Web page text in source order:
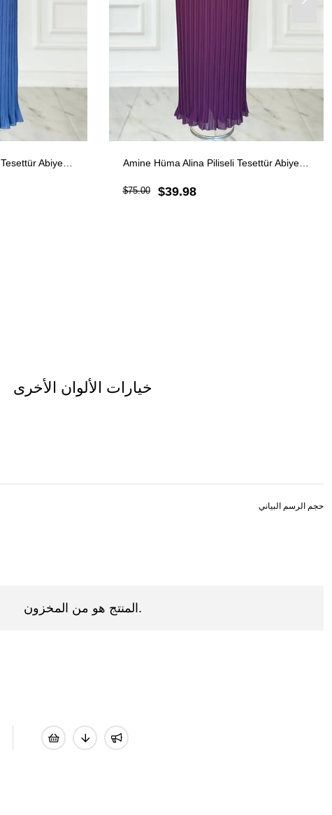
Amine Hüma Alina Piliseli Tesettür Abiye İndigo Amine Hüma Alina Piliseli Tesettür Abiye Mürdüm
$39.98
$75.00
خيارات الألوان الأخرى
المنتج هو من المخزون.